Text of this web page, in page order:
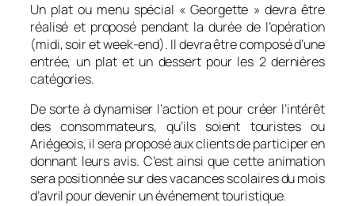
Un plat ou menu spécial «Georgette » devra être
réalisé et proposé pendant la durée de l’opération
(midi, soir et week-end). Il devra être composé d’une
entrée, un plat et un dessert pour les 2 dernières
catégories.
De sorte à dynamiser l’action et pour créer l’intérêt
des consommateurs, qu’ils soient touristes ou
Ariégeois, il sera proposé aux clients de participer en
donnant leurs avis. C’est ainsi que cette animation
sera positionnée sur des vacances scolaires du mois
d’avril pour devenir un événement touristique.